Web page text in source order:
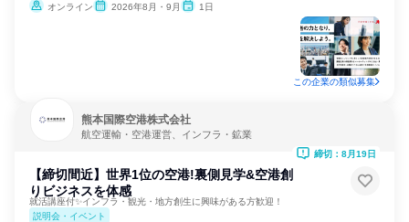
オンライン 2026年8月・9月 1日
この企業の類似募集
熊本国際空港株式会社
航空運輸・空港運営、インフラ・鉱業
【締切間近】世界1位の空港!裏側見学&空港創
りビジネスを体感
就活講座付✨インフラ・観光・地方創生に興味がある方歓迎！
説明会・イベント
締切：8月19日